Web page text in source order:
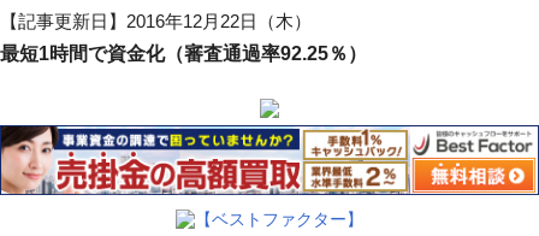
ン
ツ
へ
【記事更新日】2016年12月22日（木）
最短1時間で資金化（審査通過率92.25％）
【ベストファクター】